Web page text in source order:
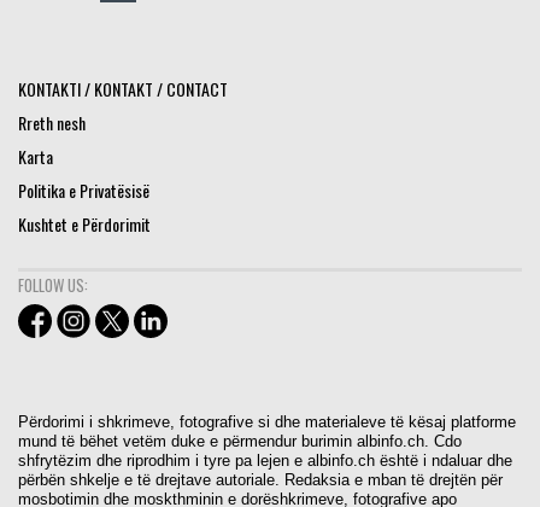
KONTAKTI / KONTAKT / CONTACT
Rreth nesh
Karta
Politika e Privatësisë
Kushtet e Përdorimit
FOLLOW US:
Përdorimi i shkrimeve, fotografive si dhe materialeve të kësaj platforme
mund të bëhet vetëm duke e përmendur burimin albinfo.ch. Cdo
shfrytëzim dhe riprodhim i tyre pa lejen e albinfo.ch është i ndaluar dhe
përbën shkelje e të drejtave autoriale. Redaksia e mban të drejtën për
mosbotimin dhe moskthminin e dorëshkrimeve, fotografive apo